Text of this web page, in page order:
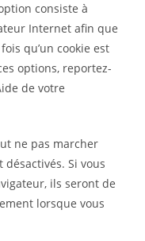
consiste à
Internet afin que
qu’un cookie est
options, reportez-
de votre
ne pas marcher
Si vous
ils seront de
lorsque vous